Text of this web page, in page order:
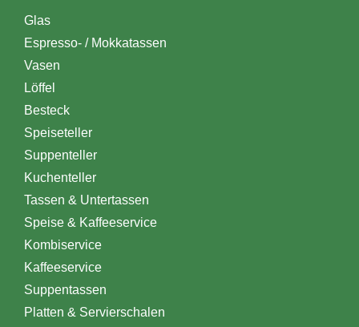
Glas
Espresso- / Mokkatassen
Vasen
Löffel
Besteck
Speiseteller
Suppenteller
Kuchenteller
Tassen & Untertassen
Speise & Kaffeeservice
Kombiservice
Kaffeeservice
Suppentassen
Platten & Servierschalen